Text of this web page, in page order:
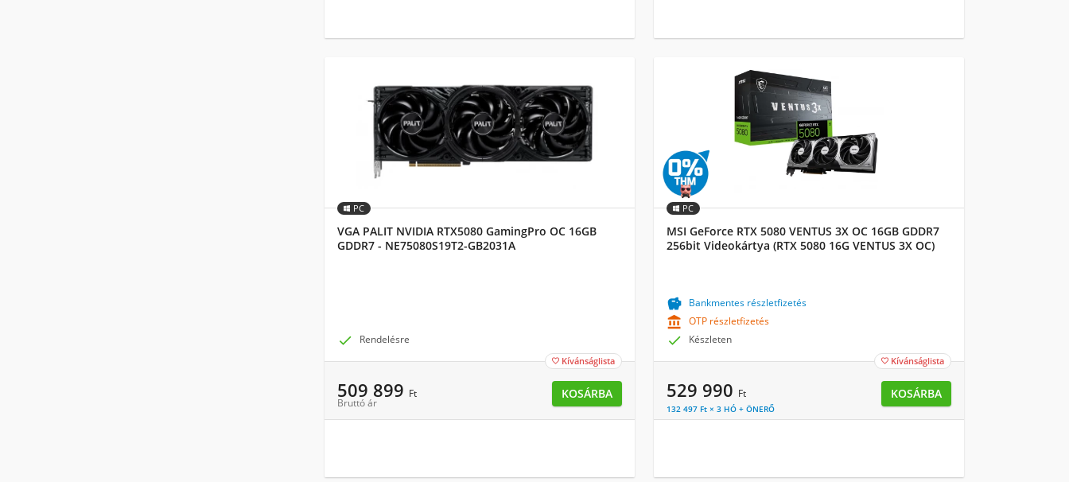
PC
VGA PALIT NVIDIA RTX5080 GamingPro OC 16GB
GDDR7 - NE75080S19T2-GB2031A
 Rendelésre
 Kívánságlista
509 899 Ft
Bruttó ár
KOSÁRBA
PC
MSI GeForce RTX 5080 VENTUS 3X OC 16GB GDDR7
256bit Videokártya (RTX 5080 16G VENTUS 3X OC)
 Bankmentes részletfizetés
 OTP részletfizetés
 Készleten
 Kívánságlista
529 990 Ft
132 497 Ft × 3 HÓ + ÖNERŐ
KOSÁRBA